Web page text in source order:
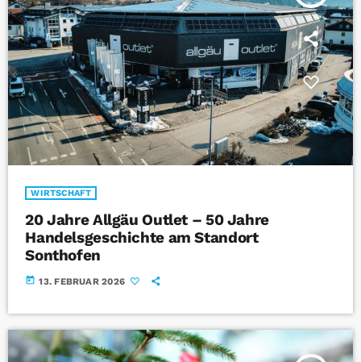
WIRTSCHAFT
20 Jahre Allgäu Outlet – 50 Jahre
Handelsgeschichte am Standort
Sonthofen
today 13. FEBRUAR 2026